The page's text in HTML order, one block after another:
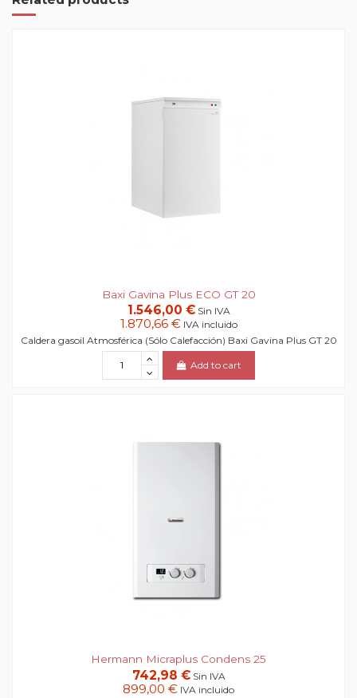
Baxi Gavina Plus ECO GT 20
1.546,00 € Sin IVA
1.870,66 € IVA incluido
Caldera gasoil Atmosférica (Sólo Calefacción) Baxi Gavina Plus GT 20
Add to cart
Hermann Micraplus Condens 25
742,98 € Sin IVA
899,00 € IVA incluido